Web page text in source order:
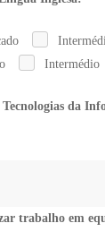
Intermédio
da
trabalho em